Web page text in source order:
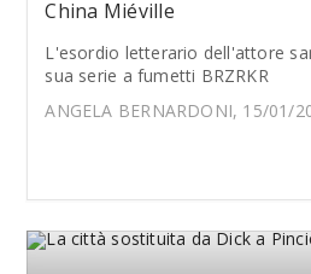
China Miéville
L'esordio letterario dell'attore
sua serie a fumetti BRZRKR
ANGELA BERNARDONI, 15/01/